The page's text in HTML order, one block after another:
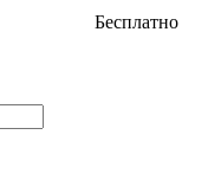
Бесплатно